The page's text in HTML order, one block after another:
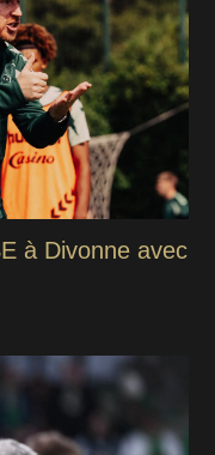
à Divonne avec